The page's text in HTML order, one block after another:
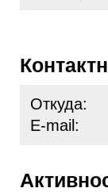
Откуда:
E-mail: